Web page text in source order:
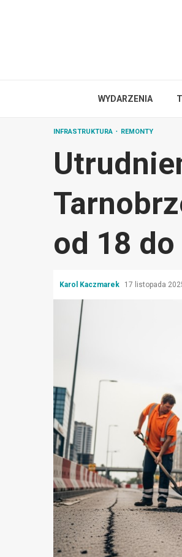
WYDARZENIA
INFRASTRUKTURA REMONTY
od 18
Karol Kaczmarek 17 listopada